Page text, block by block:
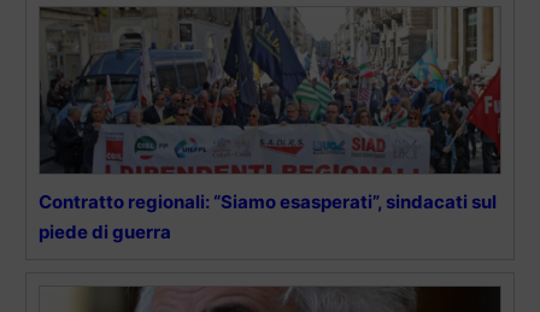
Contratto regionali: “Siamo esasperati”, sindacati sul
piede di guerra